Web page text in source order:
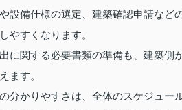
設備仕様の選定、建築確認申請な
やすくなります。
に関する必要書類の準備も、建築
ます。
分かりやすさは、全体のスケジュー